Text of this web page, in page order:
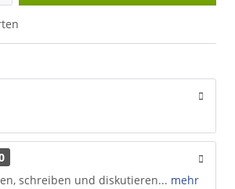
schreiben und diskutieren... mehr